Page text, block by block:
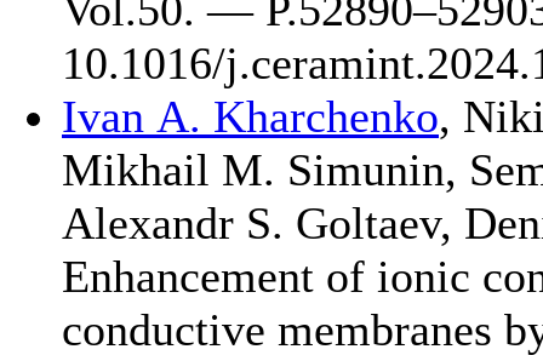
10.1016/
Ivan A. Kharchenko,
Mikhail M. Simunin,
Alexandr S. Goltaev,
Enhancement of ionic
conductive membranes